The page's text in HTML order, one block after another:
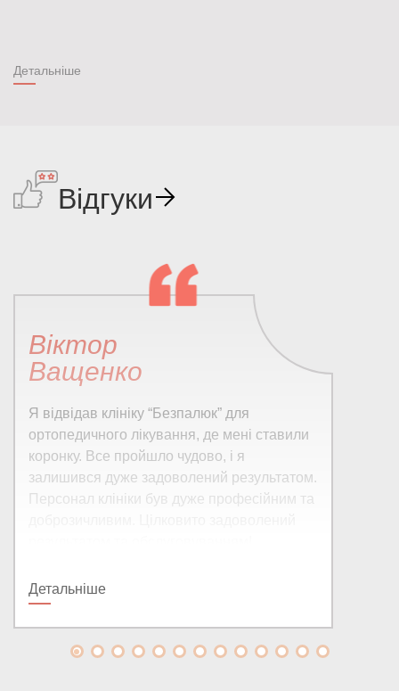
Детальніше
Відгуки
Віктор
Ващенко
Я відвідав клініку “Безпалюк” для
ортопедичного лікування, де мені ставили
коронку. Все пройшло чудово, і я
залишився дуже задоволений результатом.
Персонал клініки був дуже професійним та
Детальніше